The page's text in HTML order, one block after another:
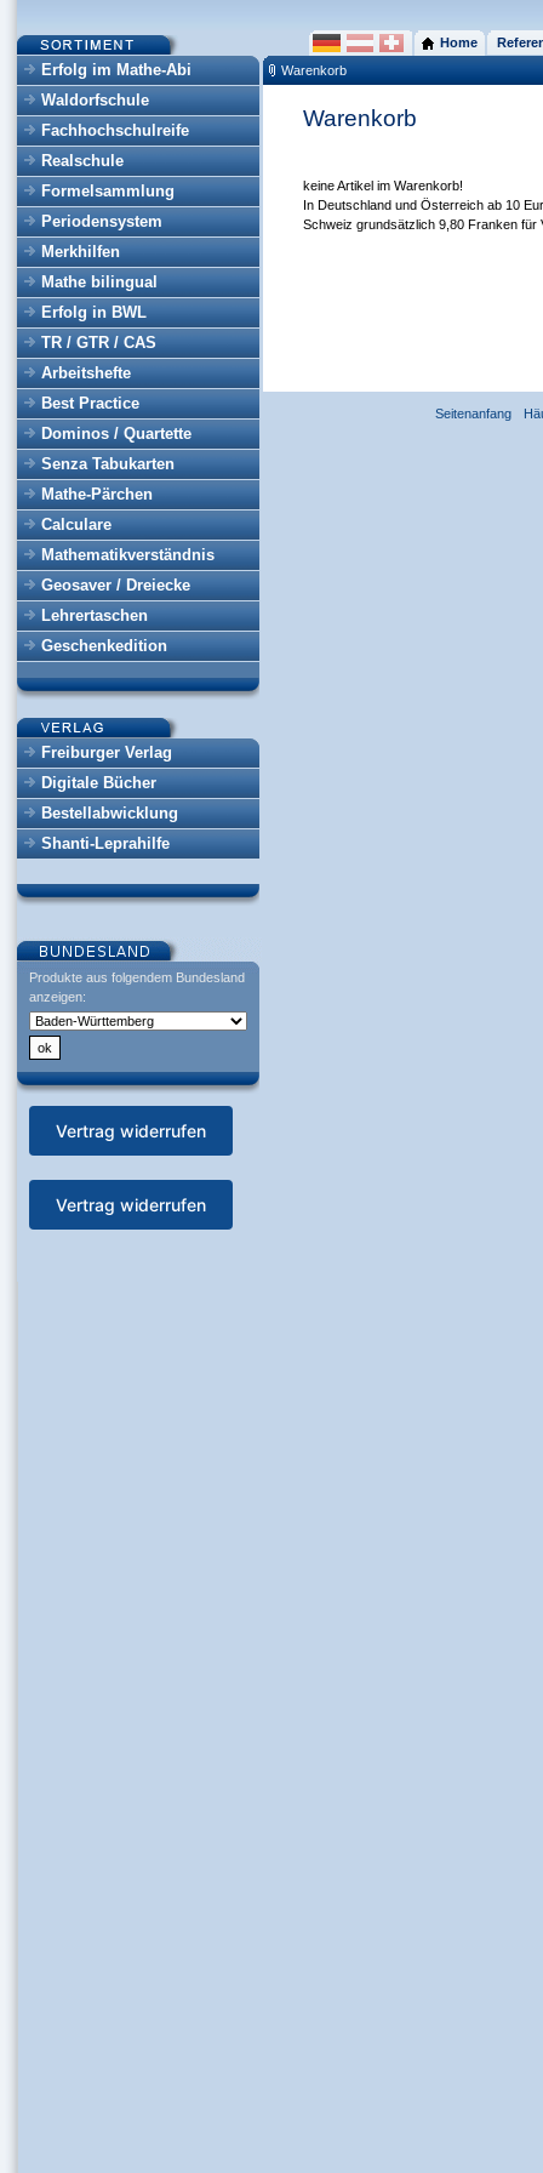
Erfolg im Mathe-Abi
Waldorfschule
Fachhochschulreife
Realschule
Formelsammlung
Periodensystem
Merkhilfen
Mathe bilingual
Erfolg in BWL
TR / GTR / CAS
Arbeitshefte
Best Practice
Dominos / Quartette
Senza Tabukarten
Mathe-Pärchen
Calculare
Mathematikverständnis
Geosaver / Dreiecke
Lehrertaschen
Geschenkedition
Freiburger Verlag
Digitale Bücher
Bestellabwicklung
Shanti-Leprahilfe
Produkte aus folgendem Bundesland
anzeigen:
Vertrag widerrufen
Vertrag widerrufen
Home
Warenkorb
Warenkorb
keine Artikel im Warenkorb!
In Deutschland und Österreich ab 10
Schweiz grundsätzlich 9,80 Franken für
Seitenanfang